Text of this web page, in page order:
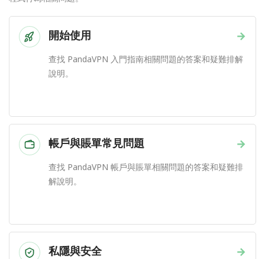
→
開始使用
查找 PandaVPN 入門指南相關問題的答案和疑難排解
說明。
→
帳戶與賬單常見問題
查找 PandaVPN 帳戶與賬單相關問題的答案和疑難排
解說明。
→
私隱與安全